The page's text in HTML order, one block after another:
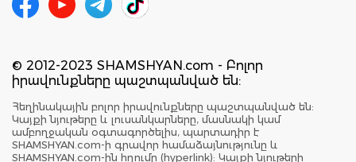
© 2012-2023 SHAMSHYAN.com - Բոլոր
իրավունքները պաշտպանված են:
Հեղինակային բոլոր իրավունքները պաշտպանված են:
Կայքի նյութերը և լուսանկարները, մասնակի կամ
ամբողջական օգտագործելիս, պարտադիր է
SHAMSHYAN.com-ի գրավոր համաձայնությունը և
SHAMSHYAN.com-ին հղումը (hyperlink): Կայքի նյութերի